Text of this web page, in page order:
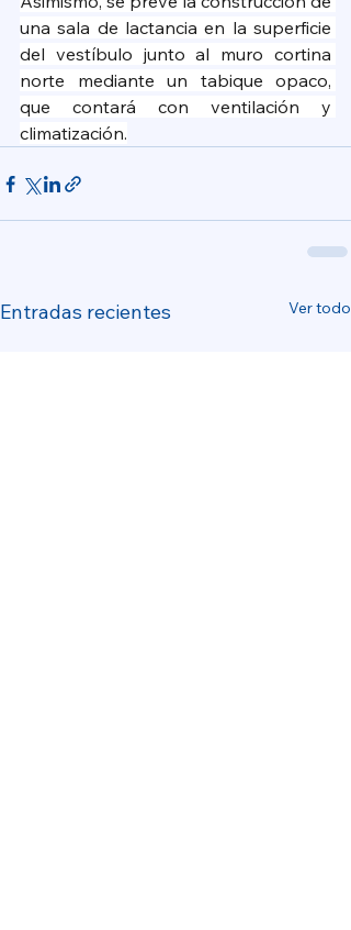
una sala de lactancia en la superficie
del vestíbulo junto al muro cortina
norte mediante un tabique opaco,
que contará con ventilación y
climatización.
Entradas recientes Ver todo